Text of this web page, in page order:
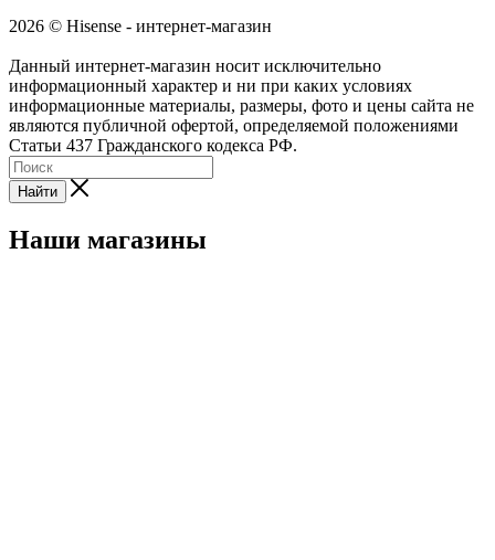
2026 © Hisense - интернет-магазин
Данный интернет-магазин носит исключительно
информационный характер и ни при каких условиях
информационные материалы, размеры, фото и цены сайта не
являются публичной офертой, определяемой положениями
Статьи 437 Гражданского кодекса РФ.
Найти
Наши магазины